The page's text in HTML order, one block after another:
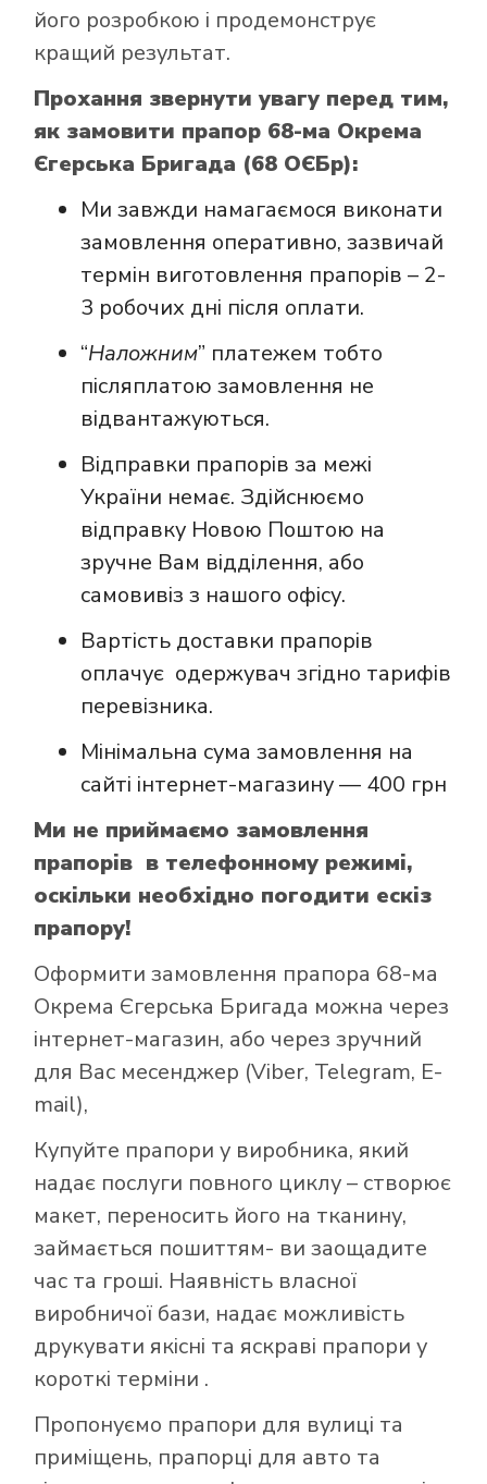
його розробкою і продемонструє
кращий результат.
Прохання звернути увагу перед тим,
як замовити прапор 68-ма Окрема
Єгерська Бригада (68 ОЄБр):
Ми завжди намагаємося виконати
замовлення оперативно, зазвичай
термін виготовлення прапорів – 2-
3 робочих дні після оплати.
“Наложним” платежем тобто
післяплатою замовлення не
відвантажуються.
Відправки прапорів за межі
України немає. Здійснюємо
відправку Новою Поштою на
зручне Вам відділення, або
самовивіз з нашого офісу.
Вартість доставки прапорів
оплачує одержувач згідно тарифів
перевізника.
Мінімальна сума замовлення на
сайті інтернет-магазину — 400 грн
Ми не приймаємо замовлення
прапорів в телефонному режимі,
оскільки необхідно погодити ескіз
прапору!
Оформити замовлення прапора 68-ма
Окрема Єгерська Бригада можна через
інтернет-магазин, або через зручний
для Вас месенджер (Viber, Telegram, E-
mail),
Купуйте прапори у виробника, який
надає послуги повного циклу – створює
макет, переносить його на тканину,
займається пошиттям- ви заощадите
час та гроші. Наявність власної
виробничої бази, надає можливість
друкувати якісні та яскраві прапори у
короткі терміни .
Пропонуємо прапори для вулиці та
приміщень, прапорці для авто та